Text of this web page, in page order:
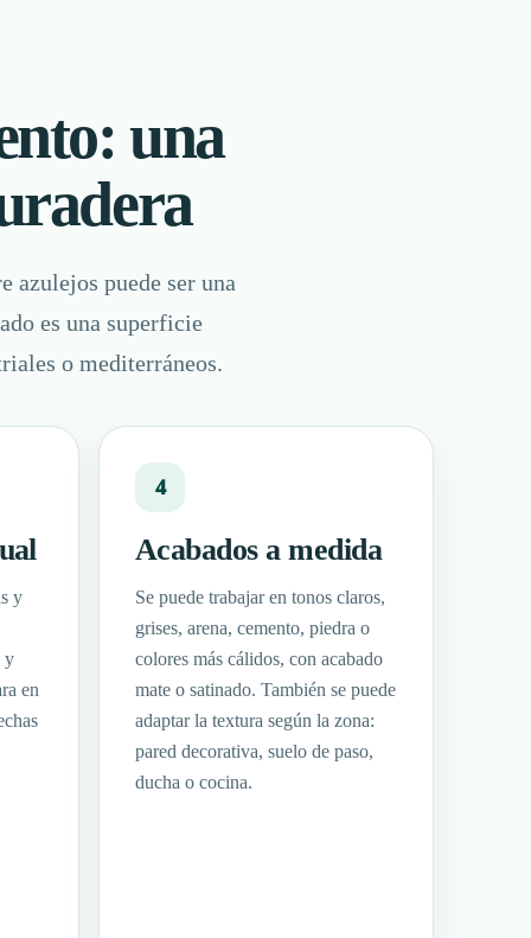
una
azulejos puede ser una
es una superficie
o mediterráneos.
y
y
en
4
Acabados a medida
Se puede trabajar en tonos claros,
grises, arena, cemento, piedra o
colores más cálidos, con acabado
mate o satinado. También se puede
adaptar la textura según la zona:
pared decorativa, suelo de paso,
ducha o cocina.